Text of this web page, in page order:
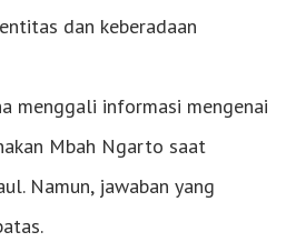
dan keberadaan
menggali informasi mengenai
Mbah Ngarto saat
Namun, jawaban yang